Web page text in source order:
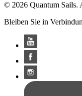
© 2026 Quantum Sails.
Bleiben Sie in